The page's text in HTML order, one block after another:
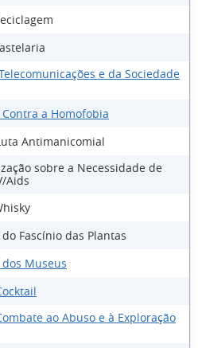
e da Sociedade
a Homofobia
Antimanicomial
sobre a Necessidade de
Aids
Fascínio das Plantas
Museus
ao Abuso e à Exploração